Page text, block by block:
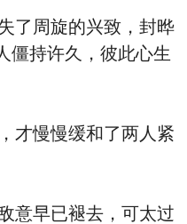
了周旋的兴致，封晔
僵持许久，彼此心生
才慢慢缓和了两人紧
意早已褪去，可太过